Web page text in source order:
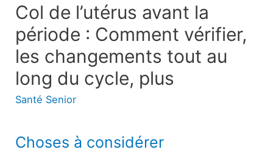
Col de l’utérus avant la
période : Comment vérifier,
les changements tout au
long du cycle, plus
Santé Senior
Choses à considérer